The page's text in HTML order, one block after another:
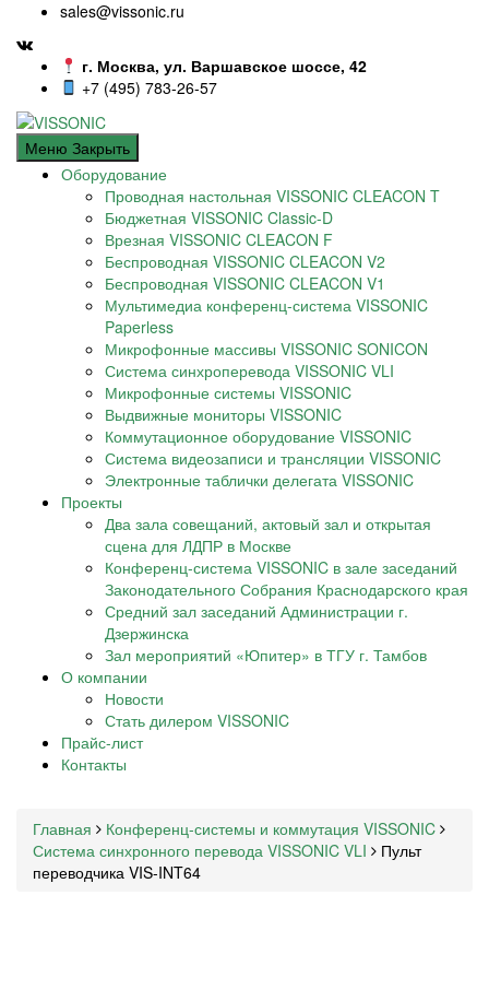
sales@vissonic.ru
г. Москва, ул. Варшавское шоссе, 42
+7 (495) 783-26-57
Меню Закрыть
Оборудование
Проводная настольная VISSONIC CLEACON T
Бюджетная VISSONIC Classic-D
Врезная VISSONIC CLEACON F
Беспроводная VISSONIC CLEACON V2
Беспроводная VISSONIC CLEACON V1
Мультимедиа конференц-система VISSONIC
Paperless
Микрофонные массивы VISSONIC SONICON
Система синхроперевода VISSONIC VLI
Микрофонные системы VISSONIC
Выдвижные мониторы VISSONIC
Коммутационное оборудование VISSONIC
Система видеозаписи и трансляции VISSONIC
Электронные таблички делегата VISSONIC
Проекты
Два зала совещаний, актовый зал и открытая
сцена для ЛДПР в Москве
Конференц-система VISSONIC в зале заседаний
Законодательного Собрания Краснодарского края
Средний зал заседаний Администрации г.
Дзержинска
Зал мероприятий «Юпитер» в ТГУ г. Тамбов
О компании
Новости
Стать дилером VISSONIC
Прайс-лист
Контакты
Главная
Конференц-системы и коммутация VISSONIC
Система синхронного перевода VISSONIC VLI
Пульт
переводчика VIS-INT64